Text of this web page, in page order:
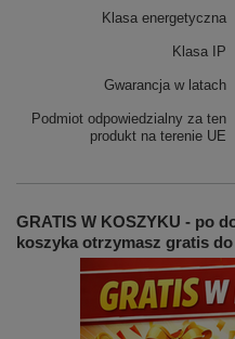
Podmiot odpowiedzialny za ten
produkt na terenie UE
Klasa energetyczna
Klasa IP
Gwarancja w latach
GRATIS W KOSZYKU - po
koszyka otrzymasz gratis